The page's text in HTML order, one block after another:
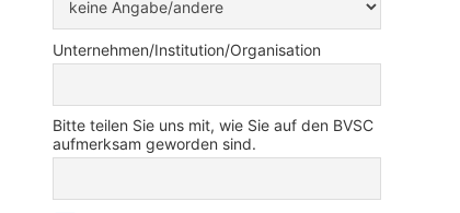
Unternehmen/Institution/Organisation
Bitte teilen Sie uns mit, wie Sie auf den BVSC
aufmerksam geworden sind.